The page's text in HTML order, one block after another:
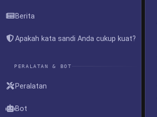
Berita
Apakah kata sandi Anda cukup kuat?
PERALATAN & BOT
Peralatan
Bot